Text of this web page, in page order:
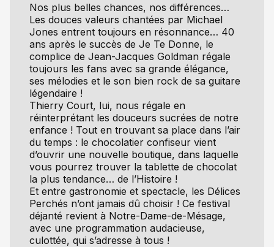
Nos plus belles chances, nos différences…
Les douces valeurs chantées par Michael
Jones entrent toujours en résonnance… 40
ans après le succès de Je Te Donne, le
complice de Jean-Jacques Goldman régale
toujours les fans avec sa grande élégance,
ses mélodies et le son bien rock de sa guitare
légendaire !
Thierry Court, lui, nous régale en
réinterprétant les douceurs sucrées de notre
enfance ! Tout en trouvant sa place dans l’air
du temps : le chocolatier confiseur vient
d’ouvrir une nouvelle boutique, dans laquelle
vous pourrez trouver la tablette de chocolat
la plus tendance… de l’Histoire !
Et entre gastronomie et spectacle, les Délices
Perchés n’ont jamais dû choisir ! Ce festival
déjanté revient à Notre-Dame-de-Mésage,
avec une programmation audacieuse,
culottée, qui s’adresse à tous !